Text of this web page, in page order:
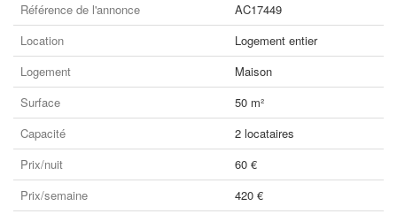
Référence de l'annonce
AC17449
Location
Logement entier
Logement
Maison
Surface
50 m²
Capacité
2 locataires
Prix/nuit
60 €
Prix/semaine
420 €